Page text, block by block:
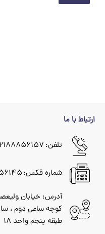
ارتباط با ما
تلفن: ۰۲۱۸۸۸۵۶۱۵۷
شماره فکس: ۰۲۱۸۸۸۵۶۱۴۵
آدرس: خیابان
طبقه پنجم واحد ۱۸